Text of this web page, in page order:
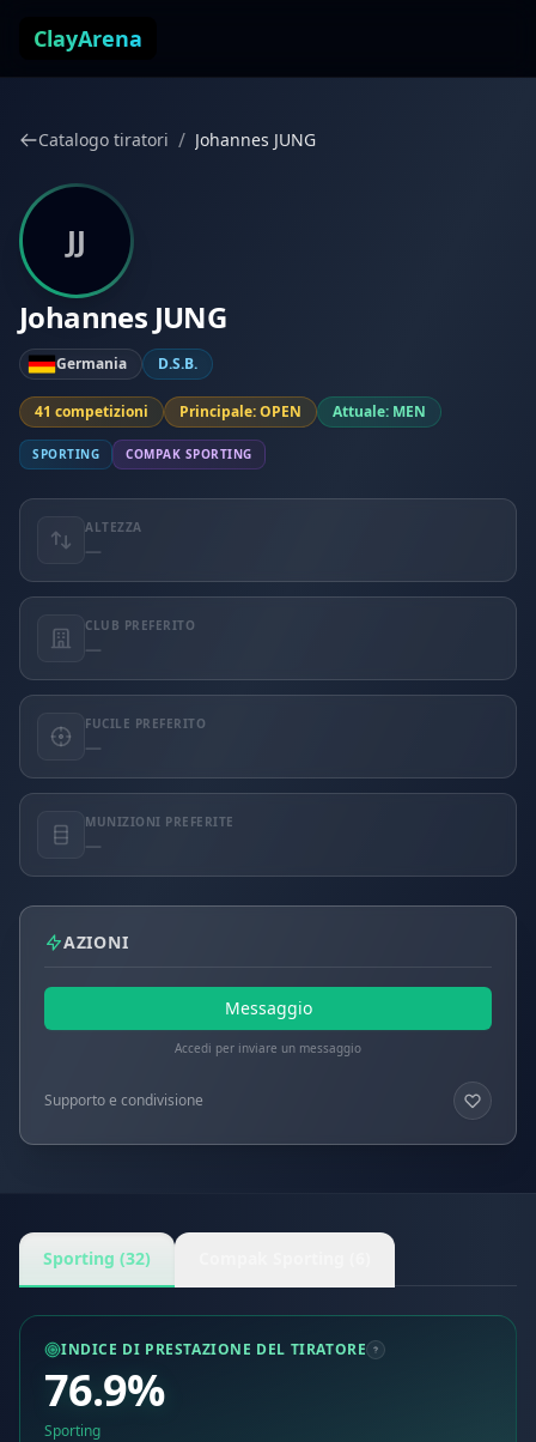
ClayArena
Catalogo tiratori / Johannes JUNG
JJ
Johannes JUNG
Germania D.S.B.
41 competizioni Principale: OPEN Attuale: MEN
SPORTING COMPAK SPORTING
ALTEZZA
—
CLUB PREFERITO
—
FUCILE PREFERITO
—
MUNIZIONI PREFERITE
—
AZIONI
Messaggio
Accedi per inviare un messaggio
Supporto e condivisione
Sporting (32)
INDICE DI PRESTAZIONE DEL TIRATORE
76.9%
Sporting